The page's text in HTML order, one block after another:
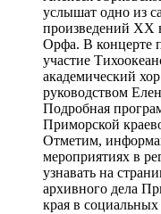
услышат одно из
произведений XX
Орфа. В концерте
участие
академический
руководством
Подробная
Приморской
Отметим,
мероприятиях в
узнавать на
архивного дела
края в